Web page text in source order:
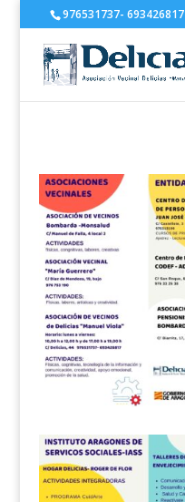
976531737- 693426817